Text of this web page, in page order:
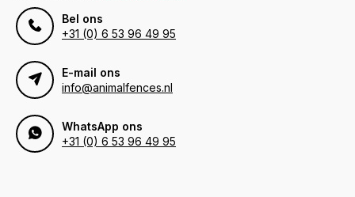
Bel ons
+31 (0) 6 53 96 49 95
E-mail ons
info@animalfences.nl
WhatsApp ons
+31 (0) 6 53 96 49 95